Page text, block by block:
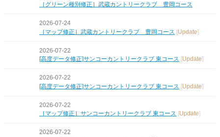
［グリーン種別修正］武蔵カントリークラブ 豊岡コース
2026-07-24
［マップ修正］武蔵カントリークラブ 豊岡コース [Update]
2026-07-22
[高度データ修正]サンコーカントリークラブ 東コース [Update]
2026-07-22
[高度データ修正]サンコーカントリークラブ 東コース [Update]
2026-07-22
［マップ修正］サンコーカントリークラブ 東コース [Update]
2026-07-22